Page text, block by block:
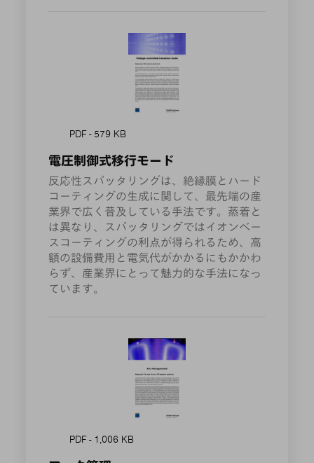
PDF - 579 KB
電圧制御式移行モード
反応性スパッタリングは、絶縁膜とハード
コーティングの生成に関して、最先端の産
業界で広く普及している手法です。蒸着と
は異なり、スパッタリングではイオンベー
スコーティングの利点が得られるため、高
額の設備費用と電気代がかかるにもかかわ
らず、産業界にとって魅力的な手法になっ
ています。
PDF - 1,006 KB